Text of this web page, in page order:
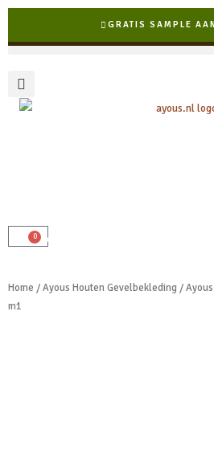
Ga
de
GRATIS SAMPLE
0
Winkelwagen
✓ Snelle levering
✓ Veilig online
Home /Ayous Houten Gevelbekleding /
m1